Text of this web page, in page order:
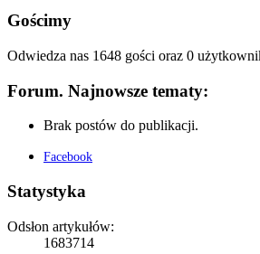
Gościmy
Odwiedza nas 1648 gości oraz 0
Forum. Najnowsze tematy:
Brak postów do publikacji.
Facebook
Statystyka
Odsłon artykułów:
1683714